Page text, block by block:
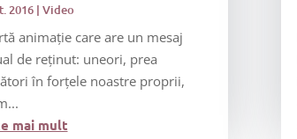
2016| Video
animație care are un mesaj
de reținut: uneori, prea
în forțele noastre proprii,
mai mult